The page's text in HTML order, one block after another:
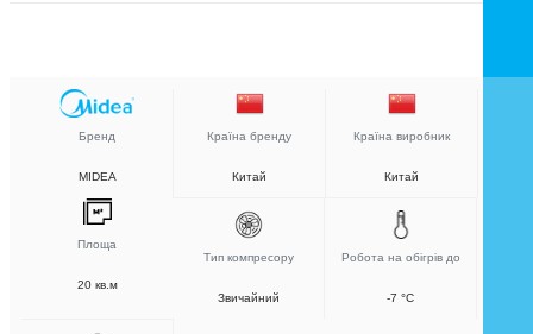
Бренд
MIDEA
Країна бренду
Китай
Країна виробник
Китай
Площа
20 кв.м
Тип компресору
Звичайний
Робота на обігрів до
-7 °C